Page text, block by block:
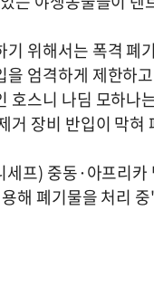
위해서는 폭격
엄격하게 제한하
호스니 나딤 모하
거 장비 반입이 막
프) 중동·아프리
해 폐기물을 처리